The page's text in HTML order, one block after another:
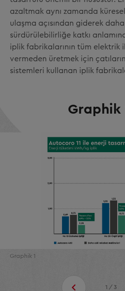
azaltmak aynı zamanda
ulaşma açısından giderek
sürdürülebilirliğe katkı
iplik fabrikalarının tüm elektrik
vermeden üretmek için
sistemleri kullanan iplik
Graphik
Graphik 1
1/3